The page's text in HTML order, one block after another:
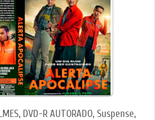
, DVD-R AUTORADO, Suspense,